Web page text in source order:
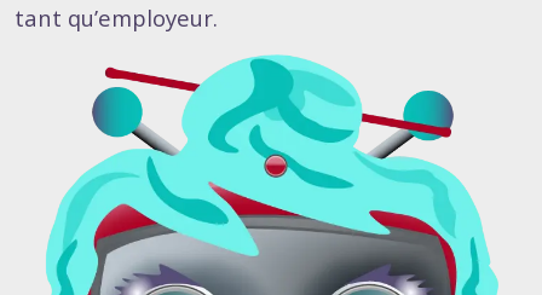
tant qu’employeur.